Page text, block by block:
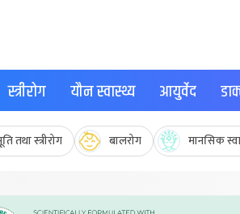
स्त्रीरोग यौन स्वास्थ्य आयुर्वेद
तथा स्त्रीरोग बालरोग मानसिक